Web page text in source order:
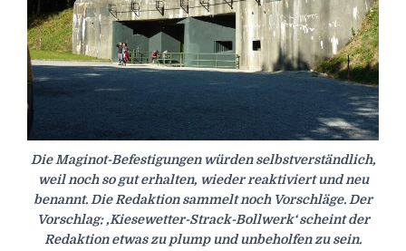
Die Maginot-Befestigungen würden selbstverständlich,
weil noch so gut erhalten, wieder reaktiviert und neu
benannt. Die Redaktion sammelt noch Vorschläge. Der
Vorschlag: ‚Kiesewetter-Strack-Bollwerk‘ scheint der
Redaktion etwas zu plump und unbeholfen zu sein.